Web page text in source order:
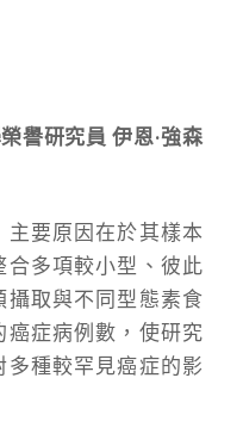
譽研究員 伊恩·強森
要原因在於其樣本
合多項較小型、彼此
攝取與不同型態素食
癌症病例數，使研究
種較罕見癌症的影